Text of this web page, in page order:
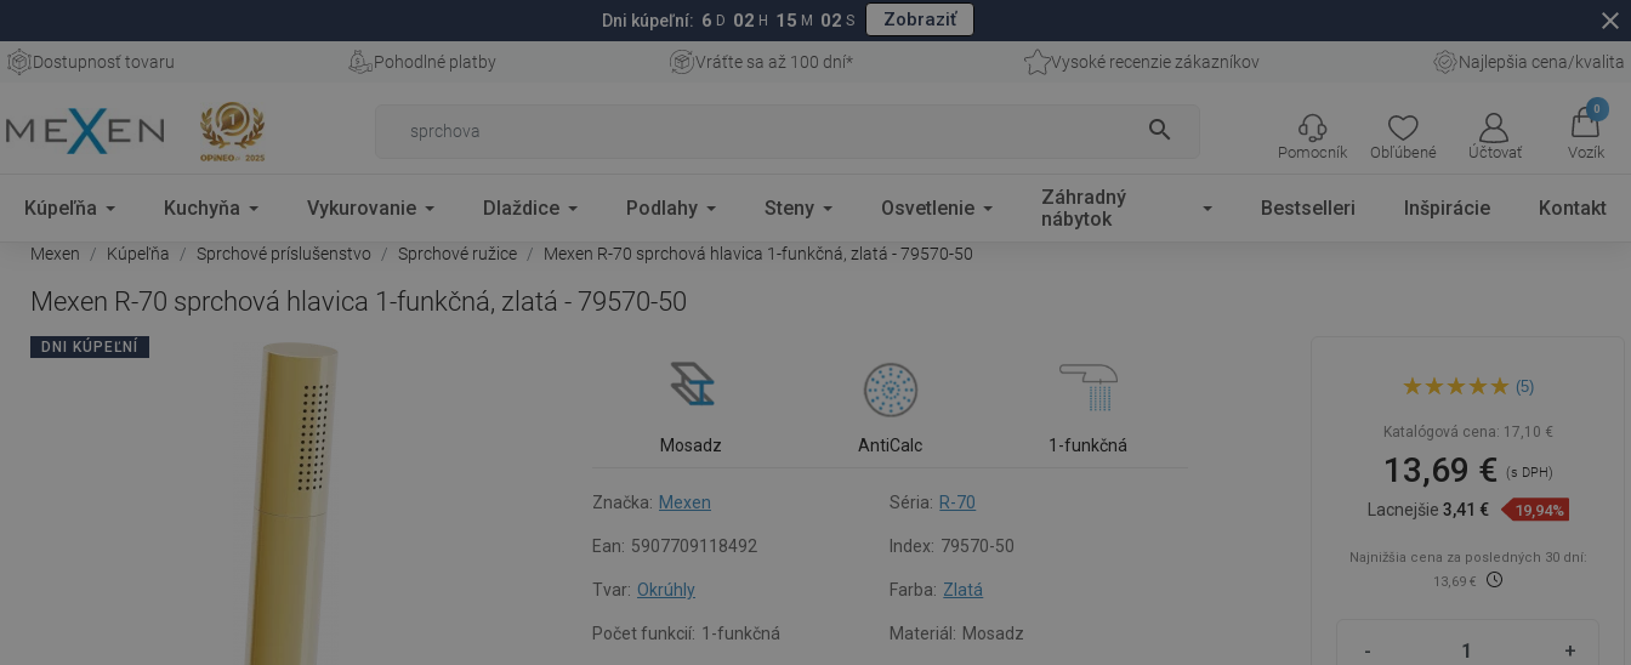
Dni kúpeľní: 6 D 02 H 15 M 01 S Zobraziť close
Dostupnosť tovaru Pohodlné platby Vráťte sa až 100 dní* Vysoké recenzie zákazníkov Najlepšia cena/kvalita
search
Obľúbené Účtovať
0
Vozík
Pomocník
Kúpeľňa Kuchyňa Vykurovanie Dlaždice Podlahy Steny Osvetlenie
Záhradný
nábytok
Bestselleri Inšpirácie Kontakt
Mexen Kúpeľňa Sprchové príslušenstvo Sprchové ružice Mexen R-70 sprchová hlavica 1-funkčná, zlatá - 79570-50
Mexen R-70 sprchová hlavica 1-funkčná, zlatá - 79570-50
DNI KÚPEĽNÍ
Mosadz AntiCalc 1-funkčná
Značka: Mexen Séria: R-70
Ean: 5907709118492 Index: 79570-50
Tvar: Okrúhly Farba: Zlatá
Počet funkcií: 1-funkčná Materiál: Mosadz
Mexen R-70 sprchová hlavica
1-funkčná, zlatá - 79570-50
(5)
Katalógová cena: 17,10 €
13,69 € (s DPH)
Lacnejšie3,41 € 19,94%
Najnižšia cena za posledných 30 dní:
13,69 €
- +